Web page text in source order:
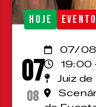
HOJE
07
08
07/08
19:00
Juiz de